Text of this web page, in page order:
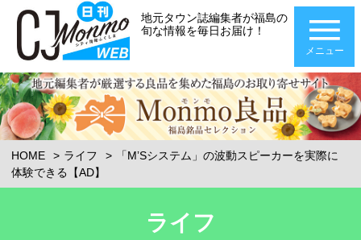
地元タウン誌編集者が福島の
旬な情報を毎日お届け！
メニュー
HOME ライフ
「MʼSシステム」の波動スピーカーを実際に
体験できる【AD】
ライフ